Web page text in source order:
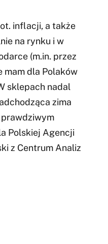
inflacji, a także
na rynku i w
(m.in. przez
mam dla Polaków
sklepach nadal
zima
Polskiej Agencji
z Centrum Analiz